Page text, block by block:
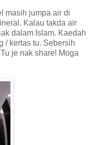
masih jumpa air di
Kalau takda air
dalam Islam. Kaedah
/ kertas tu. Sebersih
je nak share! Moga